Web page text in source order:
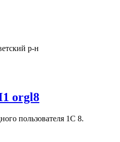
р-н
orgl8
пользователя 1С 8.